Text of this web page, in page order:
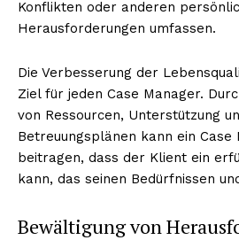
Konflikten oder anderen
Herausforderungen umfassen.
Die Verbesserung der
Ziel für jeden Case Manager.
von Ressourcen, Unterstützung
Betreuungsplänen kann ein Case
beitragen, dass der Klient ein
kann, das seinen Bedürfnissen
Bewältigung von